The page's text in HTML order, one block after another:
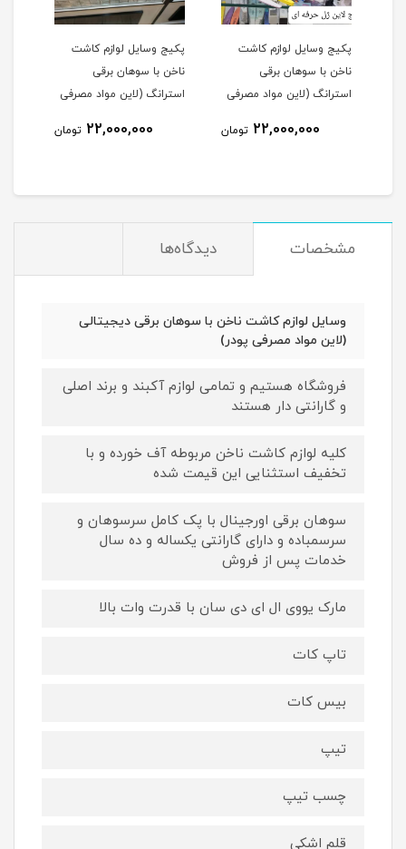
پکیج وسایل لوازم کاشت
ناخن با سوهان برقی
استرانگ (لاین مواد مصرفی
22,000,000 تومان
پکیج وسایل لوازم کاشت
ناخن با سوهان برقی
استرانگ (لاین مواد مصرفی
22,000,000 تومان
مشخصات دیدگاه‌ها
وسایل لوازم کاشت ناخن با سوهان برقی دیجیتالی
(لاین مواد مصرفی پودر)
فروشگاه هستیم و تمامی لوازم آکبند و برند اصلی
و گارانتی دار هستند
کلیه لوازم کاشت ناخن مربوطه آف خورده و با
تخفیف استثنایی این قیمت شده
سوهان برقی اورجینال با پک کامل سرسوهان و
سرسمباده و دارای گارانتی یکساله و ده سال
خدمات پس از فروش
مارک یووی ال ای دی سان با قدرت وات بالا
تاپ کات
بیس کات
تیپ
چسب تیپ
قلم اشکی